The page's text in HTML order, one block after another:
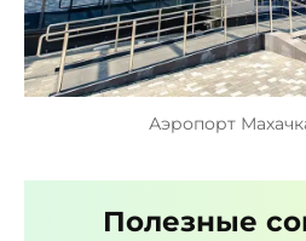
Аэропорт
Полезные